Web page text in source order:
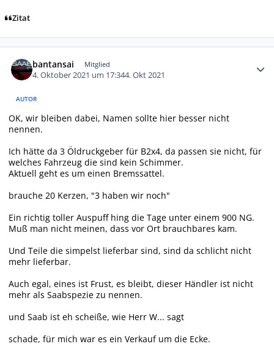
Zitat
bantansai Mitglied
4. Oktober 2021 um 17:344. Okt 2021
AUTOR
OK, wir bleiben dabei, Namen sollte hier besser nicht
nennen.
Ich hätte da 3 Öldruckgeber für B2x4, da passen sie nicht, für
welches Fahrzeug die sind kein Schimmer.
Aktuell geht es um einen Bremssattel.
brauche 20 Kerzen, "3 haben wir noch"
Ein richtig toller Auspuff hing die Tage unter einem 900 NG.
Muß man nicht meinen, dass vor Ort brauchbares kam.
Und Teile die simpelst lieferbar sind, sind da schlicht nicht
mehr lieferbar.
Auch egal, eines ist Frust, es bleibt, dieser Händler ist nicht
mehr als Saabspezie zu nennen.
und Saab ist eh scheiße, wie Herr W... sagt
schade, für mich war es ein Verkauf um die Ecke.